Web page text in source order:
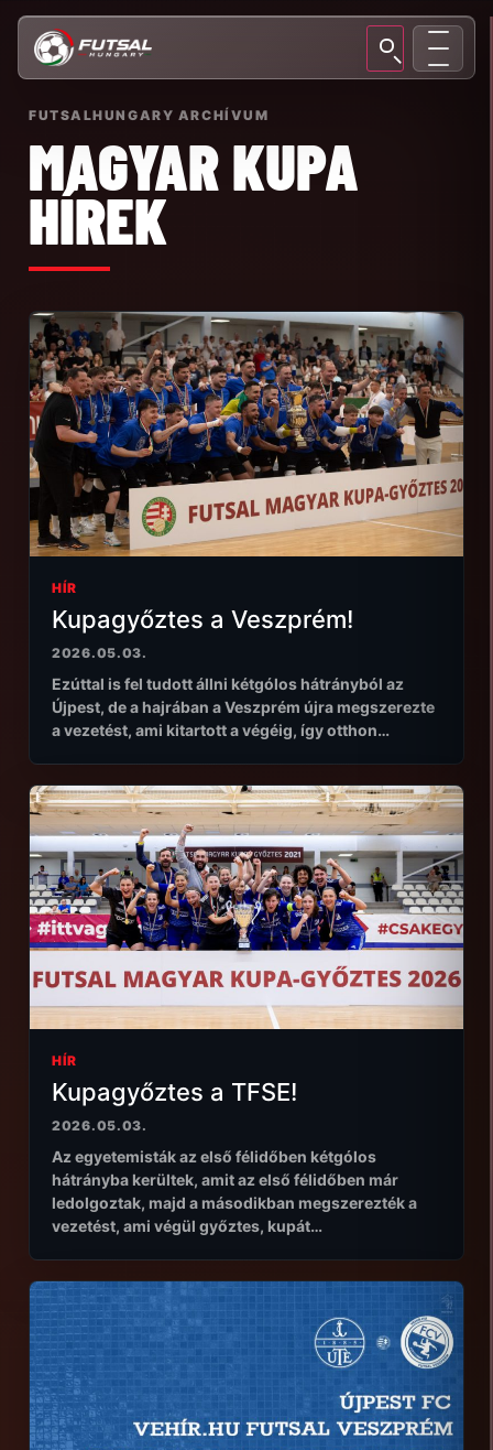
FUTSALHUNGARY ARCHÍVUM
MAGYAR KUPA
HÍREK
HÍR
Kupagyőztes a Veszprém!
2026.05.03.
Ezúttal is fel tudott állni kétgólos hátrányból az
Újpest, de a hajrában a Veszprém újra megszerezte
a vezetést, ami kitartott a végéig, így otthon…
HÍR
Kupagyőztes a TFSE!
2026.05.03.
Az egyetemisták az első félidőben kétgólos
hátrányba kerültek, amit az első félidőben már
ledolgoztak, majd a másodikban megszerezték a
vezetést, ami végül győztes, kupát…